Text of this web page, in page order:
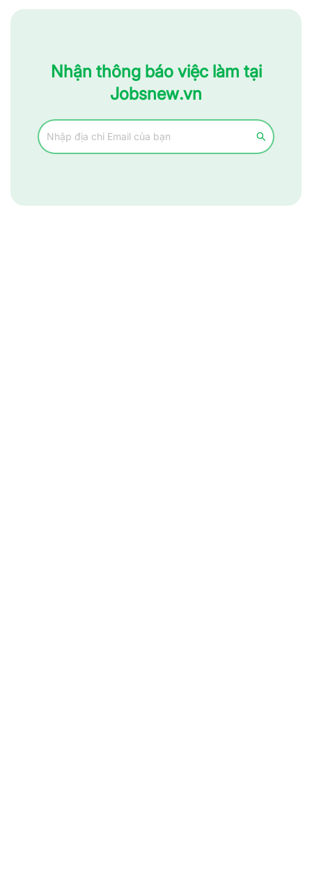
Nhận thông báo việc làm tại
Jobsnew.vn